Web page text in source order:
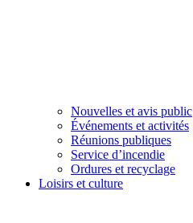
Nouvelles et avis public
Événements et activités
Réunions publiques
Service d’incendie
Ordures et recyclage
Loisirs et culture